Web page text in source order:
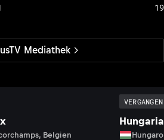
Mediathek
Belgien
VERGANGEN